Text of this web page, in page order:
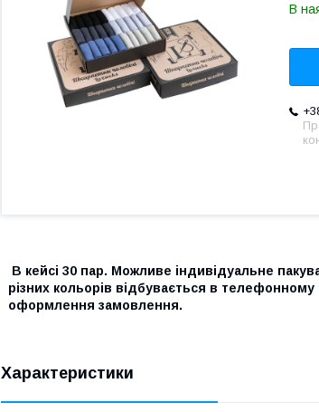
В
В кейсі 30 пар. Можливе індивідуальне
різних кольорів відбувається в
оформлення замовлення.
Характеристики